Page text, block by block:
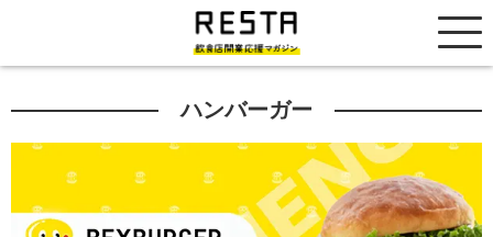
居抜き売却市場
ハンバーガー